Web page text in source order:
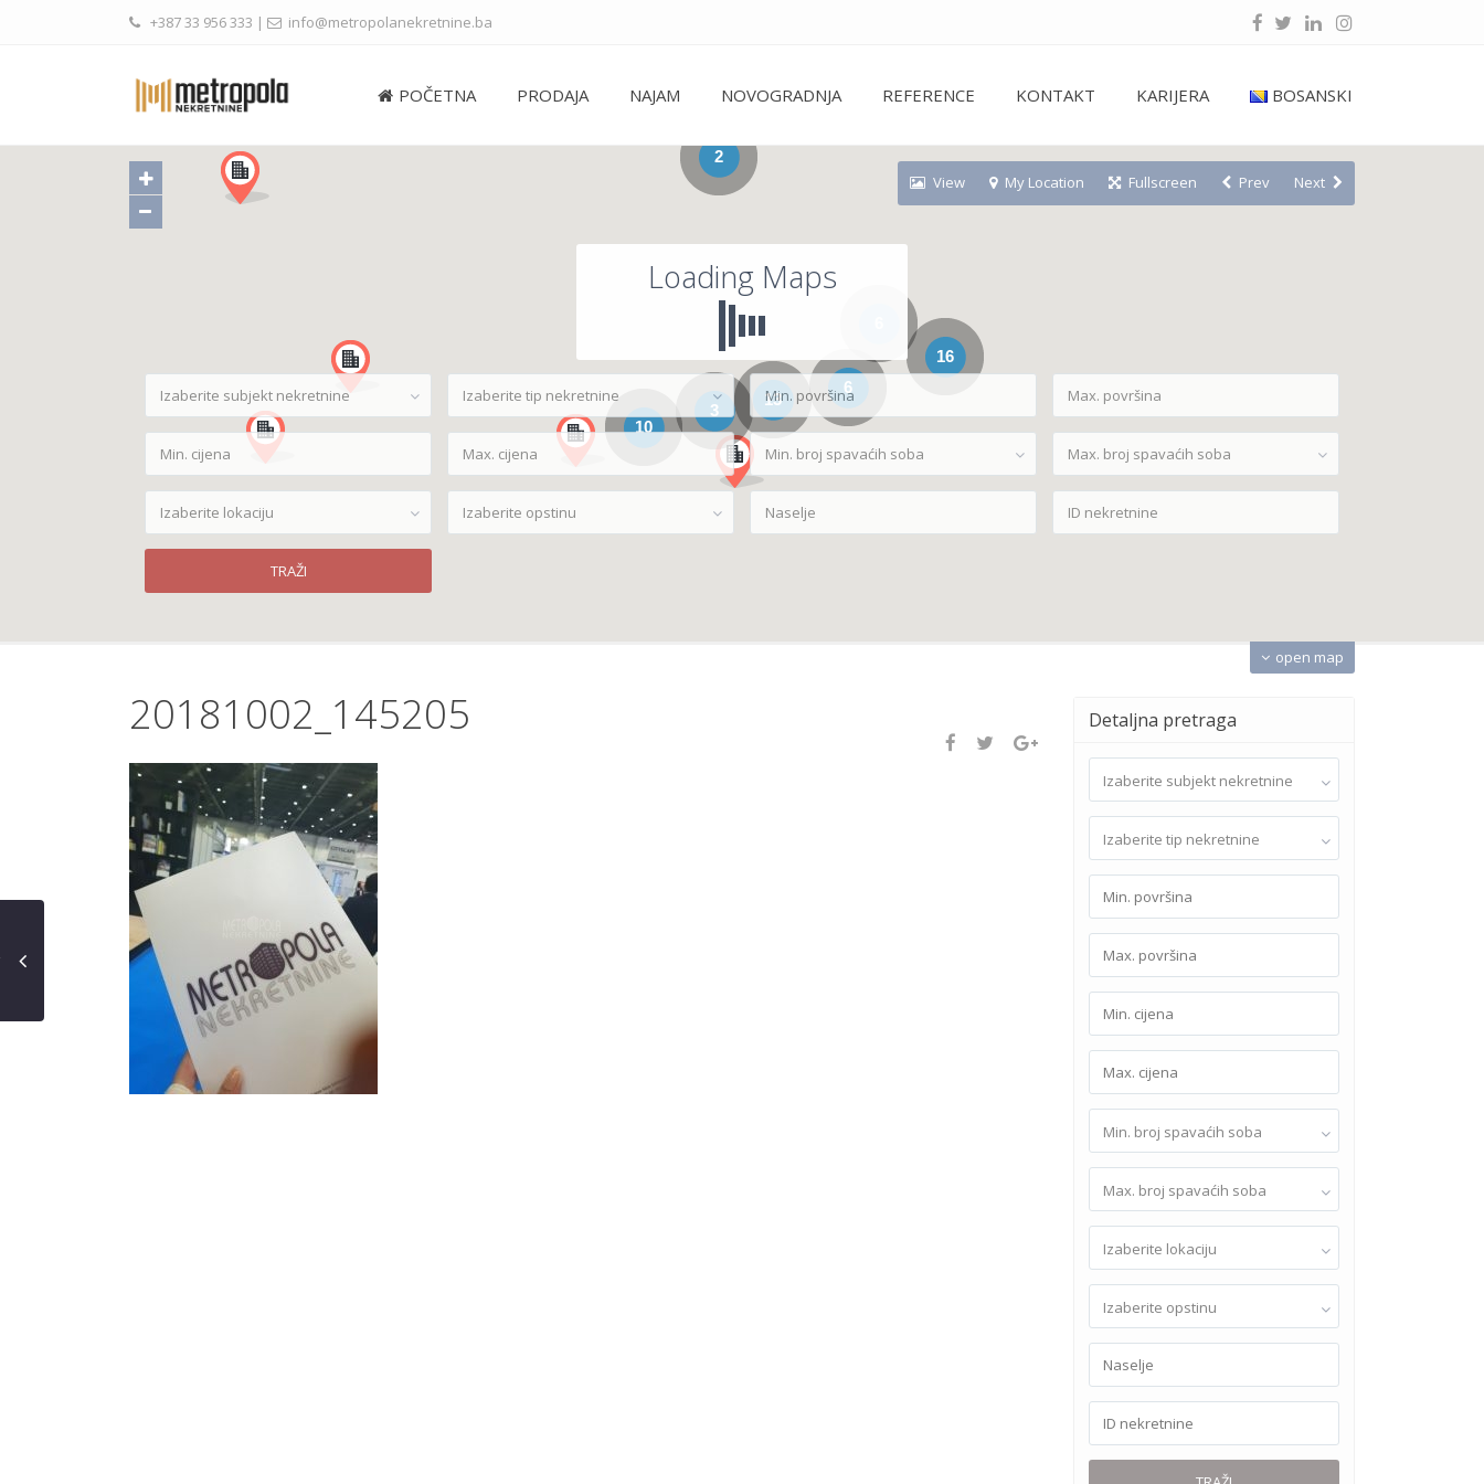
+387 33 956 333 | info@metropolanekretnine.ba
POČETNA PRODAJA NAJAM NOVOGRADNJA REFERENCE KONTAKT KARIJERA BOSANSKI
16
10
13
6
2
3
Loading Maps
open map
View My Location Fullscreen Prev Next
Izaberite subjekt nekretnine Izaberite tip nekretnine
Min. broj spavaćih soba Max. broj spavaćih soba
Izaberite lokaciju Izaberite opstinu
20181002_145205 Detaljna pretraga
Izaberite subjekt nekretnine
Izaberite tip nekretnine
Min. broj spavaćih soba
Max. broj spavaćih soba
Izaberite lokaciju
Izaberite opstinu